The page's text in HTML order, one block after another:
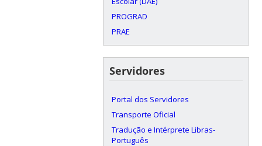
PROGRAD
PRAE
Servidores
Portal dos Servidores
Transporte Oficial
Tradução e Intérprete Libras-
Português